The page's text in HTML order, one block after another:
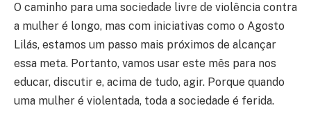
O caminho para uma sociedade livre de violência contra
a mulher é longo, mas com iniciativas como o Agosto
Lilás, estamos um passo mais próximos de alcançar
essa meta. Portanto, vamos usar este mês para nos
educar, discutir e, acima de tudo, agir. Porque quando
uma mulher é violentada, toda a sociedade é ferida.